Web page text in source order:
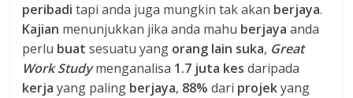
peribaditapi anda juga mungkin tak akan berjaya.
Kajian menunjukkan jika anda mahu berjayaanda
perlu buatsesuatu yang orang lain suka, Great
Work Studymenganalisa 1.7 juta kes daripada
kerjayang paling berjaya, 88% dari projekyang